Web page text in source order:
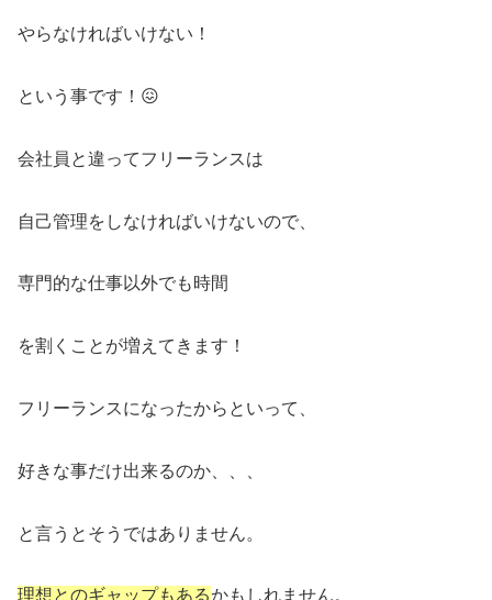
やらなければいけない！
という事です！😖
会社員と違ってフリーランスは
自己管理をしなければいけないので、
専門的な仕事以外でも時間
を割くことが増えてきます！
フリーランスになったからといって、
好きな事だけ出来るのか、、、
と言うとそうではありません。
理想とのギャップもあるかもしれません。